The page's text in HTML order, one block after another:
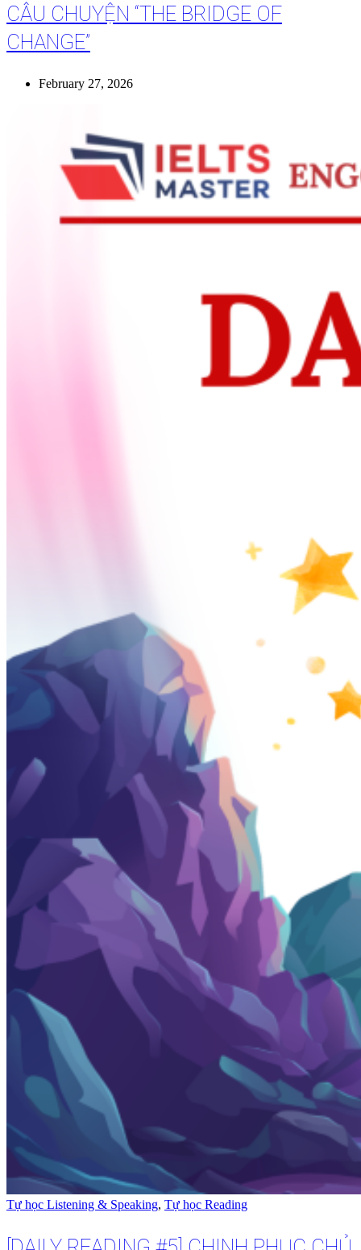
CÂU CHUYỆN “THE BRIDGE OF
CHANGE”
February 27, 2026
Tự học Listening & Speaking, Tự học Reading